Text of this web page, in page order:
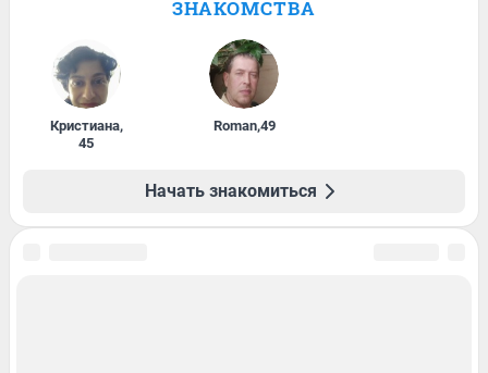
ЗНАКОМСТВА
Кристиана,
45
Roman,49
Начать знакомиться